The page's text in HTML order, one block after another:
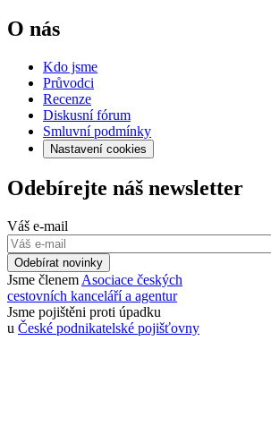
O nás
Kdo jsme
Průvodci
Recenze
Diskusní fórum
Smluvní podmínky
Nastavení cookies
Odebírejte náš newsletter
Váš e-mail
Odebírat novinky
Jsme členem Asociace českých
cestovních kanceláří a agentur
Jsme pojištěni proti úpadku
u České podnikatelské pojišťovny